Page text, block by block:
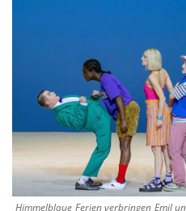
Himmelblaue Ferien verbringen Emil